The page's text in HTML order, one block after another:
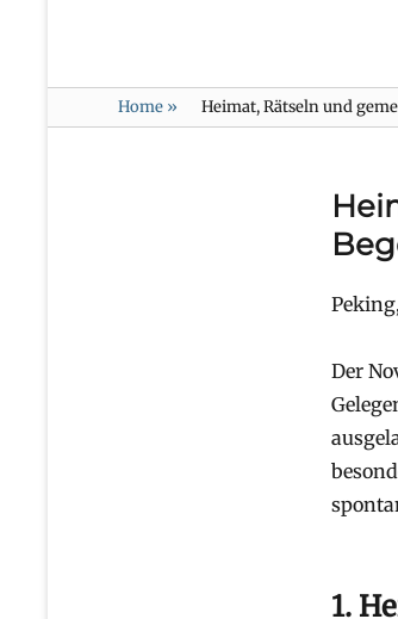
Home » Heimat, Rätseln und
Der
1.